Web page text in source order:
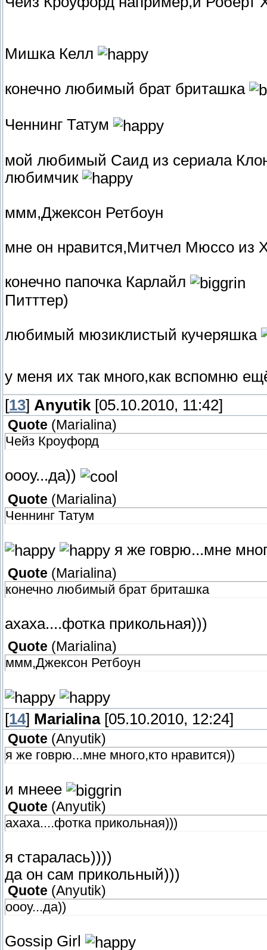
Мишка Келл
конечно любимый брат бриташка
Ченнинг Татум
мой любимый Саид из сериала
любимчик
ммм,Джексон Ретбоун
мне он нравится,Митчел Мюссо из
конечно папочка Карлайл
Питттер)
любимый мюзиклистый кучеряшка
у меня их так много,как вспомню
[13] Anyutik [05.10.2010, 11:42]
Quote (Marialina)
Чейз Кроуфорд
оооу...да))
Quote (Marialina)
Ченнинг Татум
я же говрю...мне
Quote (Marialina)
конечно любимый брат бриташка
ахаха....фотка прикольная)))
Quote (Marialina)
ммм,Джексон Ретбоун
[14] Marialina[05.10.2010, 12:24]
Quote (Anyutik)
я же говрю...мне много,кто нравится))
и мнеее
Quote (Anyutik)
ахаха....фотка прикольная)))
я старалась))))
да он сам прикольный)))
Quote (Anyutik)
оооу...да))
Gossip Girl